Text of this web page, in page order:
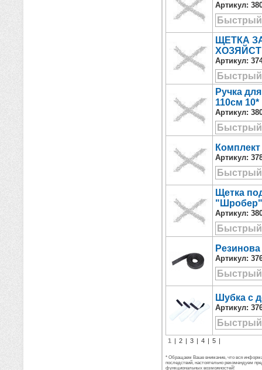
Артикул:
ЩЕТКА
Артикул:
Ручка
110см 10*
Артикул:
Артикул:
Щетка
"Шробер"
Артикул:
Артикул:
Шубка с
Артикул:
1 | 2 | 3 | 4 | 5 |
* Обращаем Ваше внимание, что вся
последствий, настоятельно рекомендуем
функциональных возможностей!